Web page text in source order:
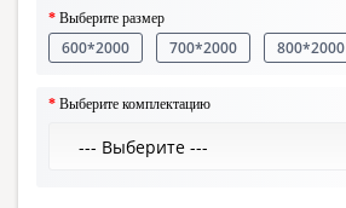
Выберите размер
600*2000 700*2000 800*2000
Выберите комплектацию